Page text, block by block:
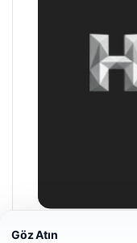
Göz Atın